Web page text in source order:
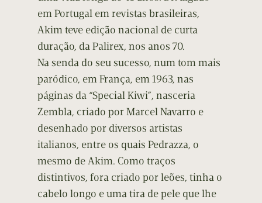
em Portugal em revistas brasileiras,
Akim teve edição nacional de curta
duração, da Palirex, nos anos 70.
Na senda do seu sucesso, num tom mais
paródico, em França, em 1963, nas
páginas da “Special Kiwi”, nasceria
Zembla, criado por Marcel Navarro e
desenhado por diversos artistas
italianos, entre os quais Pedrazza, o
mesmo de Akim. Como traços
distintivos, fora criado por leões, tinha o
cabelo longo e uma tira de pele que lhe